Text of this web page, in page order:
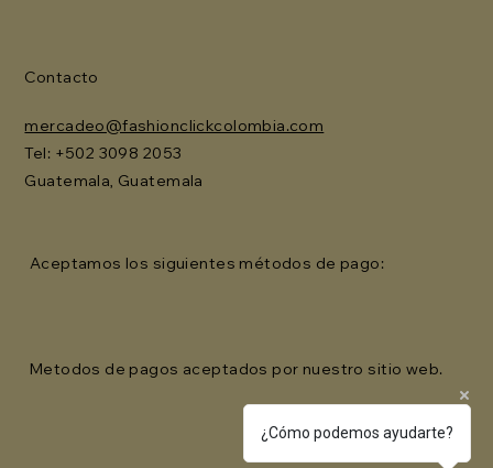
Contacto
mercadeo@fashionclickcolombia.com
Tel: ‪+502 3098 2053‬
Guatemala, Guatemala
Aceptamos los siguientes métodos de pago:
Metodos de pagos aceptados por nuestro sitio web.
¿Cómo podemos ayudarte?